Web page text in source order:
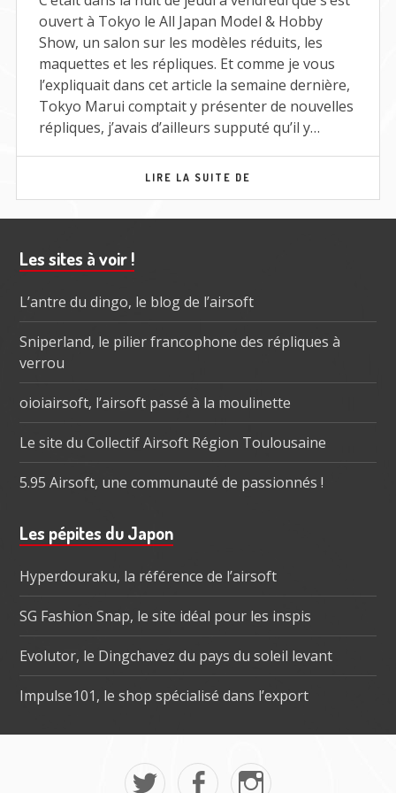
ouvert à Tokyo le All Japan Model & Hobby
Show, un salon sur les modèles réduits, les
maquettes et les répliques. Et comme je vous
l’expliquait dans cet article la semaine dernière,
Tokyo Marui comptait y présenter de nouvelles
répliques, j’avais d’ailleurs supputé qu’il y…
LIRE LA SUITE DE
Barre
subsidiaire
Les sites à voir !
L’antre du dingo, le blog de l’airsoft
Sniperland, le pilier francophone des répliques à
verrou
oioiairsoft, l’airsoft passé à la moulinette
Le site du Collectif Airsoft Région Toulousaine
5.95 Airsoft, une communauté de passionnés !
Les pépites du Japon
Hyperdouraku, la référence de l’airsoft
SG Fashion Snap, le site idéal pour les inspis
Evolutor, le Dingchavez du pays du soleil levant
Impulse101, le shop spécialisé dans l’export
Mon
La
Mon